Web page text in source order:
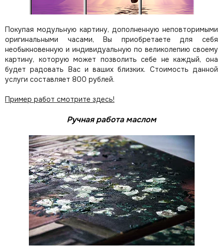
Покупая модульную картину, дополненную неповторимыми
оригинальными часами, Вы приобретаете для себя
необыкновенную и индивидуальную по великолепию своему
картину, которую может позволить себе не каждый, она
будет радовать Вас и ваших близких. Стоимость данной
услуги составляет 800 рублей.
Пример работ смотрите здесь!
Ручная работа маслом